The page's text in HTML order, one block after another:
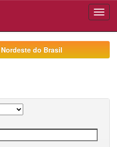
do Brasil